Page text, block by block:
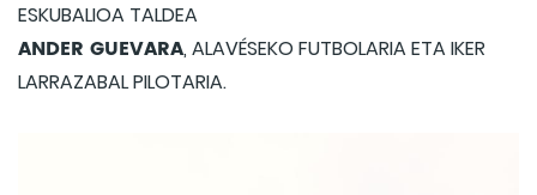
ESKUBALIOA TALDEA
ANDER GUEVARA, ALAVÉSEKO FUTBOLARIA ETA IKER
LARRAZABAL PILOTARIA.